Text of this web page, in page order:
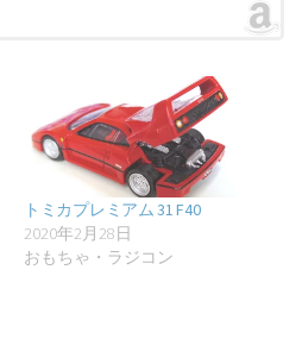
トミカプレミアム 31 F40
2020年2月28日
おもちゃ・ラジコン